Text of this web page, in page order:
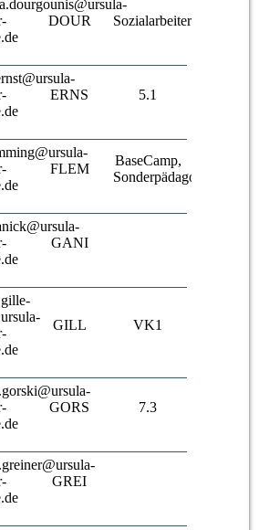
DOUR Sozialarbeiterin
ERNS 5.1
FLEM
BaseCamp,
Sonderpädagoge
GANI
GILL VK1
GORS 7.3
GREI